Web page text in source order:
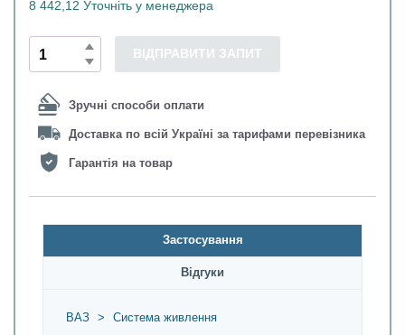
8 442,12 Уточніть у менеджера
Зручні способи оплати
Доставка по всій Україні за тарифами перевізника
Гарантія на товар
ВІДПРАВИТИ ЗАПИТ
Застосування
Відгуки
ВАЗ >
Система живлення